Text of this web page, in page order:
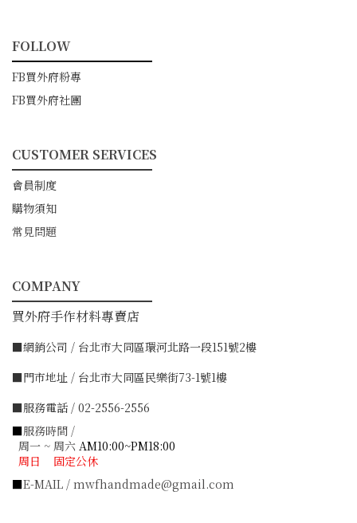
FOLLOW
━━━━━━━━━━━
FB買外府粉專
FB買外府社團
CUSTOMER SERVICES
━━━━━━━━━━━
會員制度
購物須知
常見問題
COMPANY
━━━━━━━━━━━
買外府手作材料專賣店
■網銷公司 / 台北市大同區環河北路一段151號2樓
■門市地址 / 台北市大同區民樂街73-1號1樓
■服務電話 / 02-2556-2556
■服務時間 /
周一 ~ 周六 AM10:00~PM18:00
周日 固定公休
■E-MAIL / mwfhandmade@gmail.com